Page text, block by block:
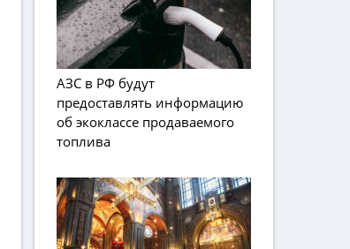
АЗС в РФ будут
предоставлять информацию
об экоклассе продаваемого
топлива